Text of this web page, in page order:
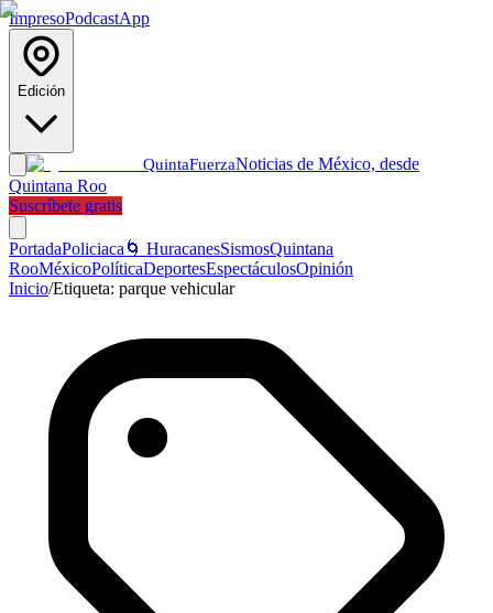
ImpresoPodcastApp
Edición
QuintaFuerzaNoticias de México, desde
Quintana Roo
Suscríbete gratis
PortadaPoliciaca 🌀 HuracanesSismosQuintana
RooMéxicoPolíticaDeportesEspectáculosOpinión
Inicio/Etiqueta: parque vehicular